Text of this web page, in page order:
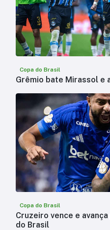
Copa do Brasil
Grêmio bate Mirassol e
Copa do Brasil
Cruzeiro vence e
do Brasil